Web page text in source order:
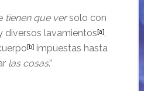
tienen que versolo con
diversos lavamientos[a],
[b]impuestas hasta
las cosas.”